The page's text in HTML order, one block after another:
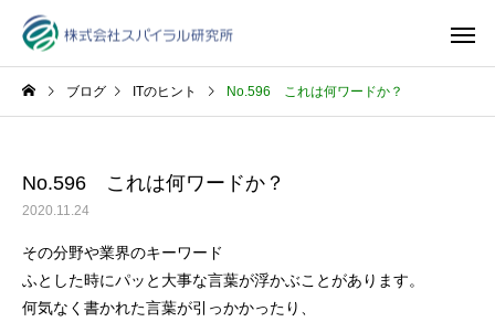
ブログ ITのヒント No.596 これは何ワードか？
No.596 これは何ワードか？
2020.11.24
その分野や業界のキーワード
ふとした時にパッと大事な言葉が浮かぶことがあります。
何気なく書かれた言葉が引っかかったり、